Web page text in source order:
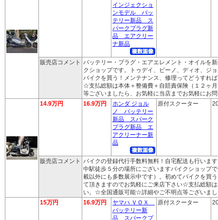
インジェクショ
ンモデル バッ
テリー新品 ス
パークプラグ新
品 エアクリー
ナ新品
販売店コメント バッテリー・プラグ・エアエレメント・オイルを
クショップです。トゥデイ、ビーノ、ディオ、ジ
バイクを買う！メンテナンス、修理ってどうすれ
☆支払総額は本体＋整備費＋自賠責保険（１２ヶ
等ございましたら、お気軽に当店までお気軽にお
14.9万円
16.9万円
ホンダ ジョル
ノ バッテリー
新品 スパーク
プラグ新品 エ
アクリーナー新
品
原付スクーター
販売店コメント バイクの登録代行手数料無料！自宅配送も行いま
中駅徒歩５分の場所にございますバイクショップ
載以外にも多数展示中です）。初めてバイクを買
て頂きますのでお気軽にご来店下さい☆支払総額
い。☆全国通販可能☆詳細やご不明点等ございま
15万円
16.9万円
ヤマハ ＶＯＸ
バッテリー新
品 スパークプ
原付スクーター